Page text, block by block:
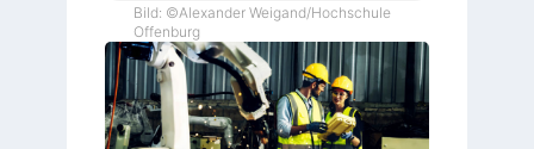
Bild: ©Alexander Weigand/Hochschule
Offenburg